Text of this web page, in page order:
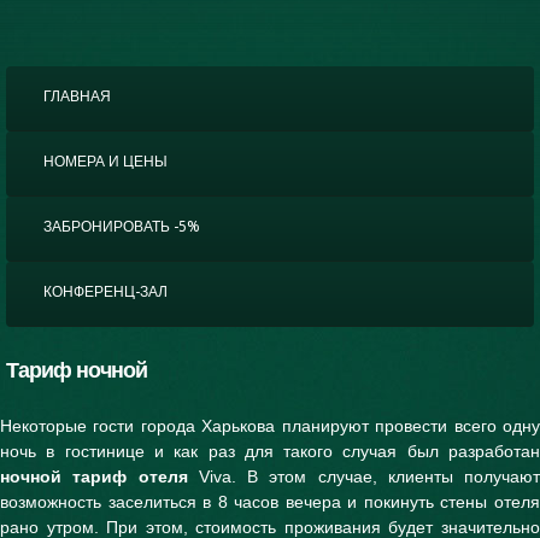
ГЛАВНАЯ
НОМЕРА И ЦЕНЫ
ЗАБРОНИРОВАТЬ -5%
КОНФЕРЕНЦ-ЗАЛ
Тариф ночной
Некоторые гости города Харькова планируют провести всего одну
ночь в гостинице и как раз для такого случая был разработан
ночной тариф отеля Viva. В этом случае, клиенты получают
возможность заселиться в 8 часов вечера и покинуть стены отеля
рано утром. При этом, стоимость проживания будет значительно